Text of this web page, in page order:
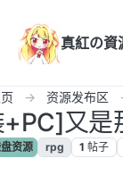
真紅の資
资源发布区
又
资源 rpg 1 帖子